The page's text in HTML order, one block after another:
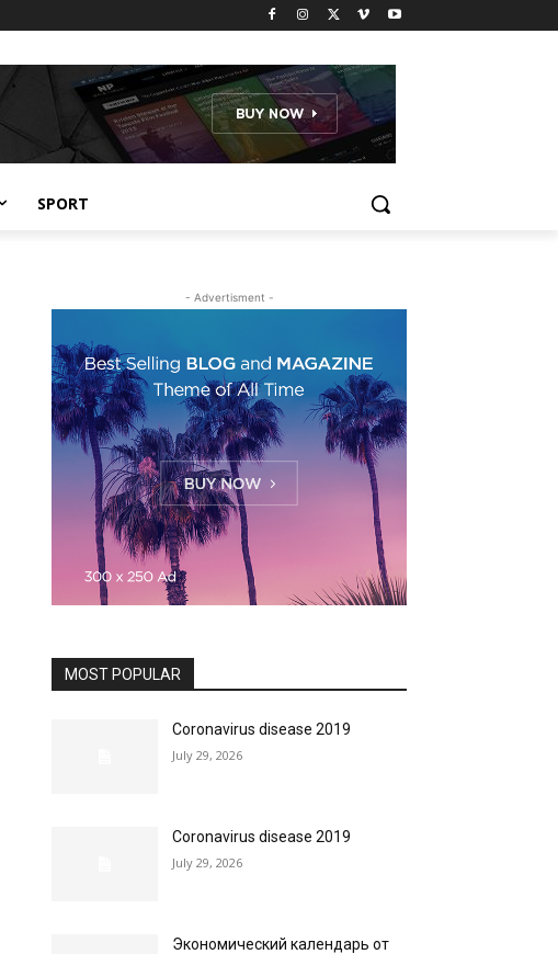
SPORT
- Advertisment -
MOST POPULAR
Coronavirus disease 2019
July 29, 2026
Coronavirus disease 2019
July 29, 2026
Экономический календарь от